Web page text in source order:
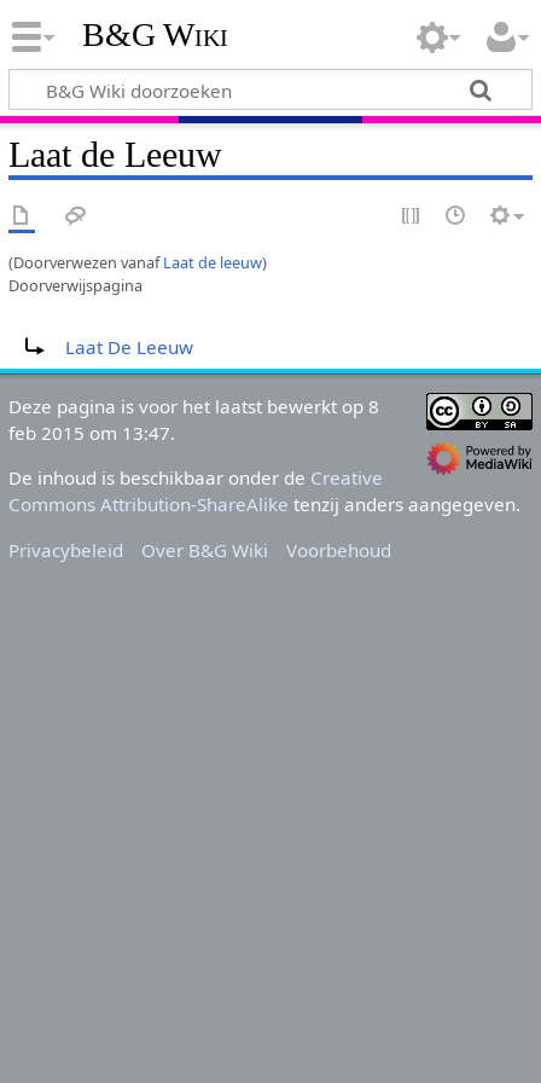
B&G Wiki
Laat de Leeuw
(Doorverwezen vanafLaat de leeuw)
Doorverwijspagina
Laat De Leeuw
Deze pagina is voor het laatst bewerkt op 8
feb 2015 om 13:47.
De inhoud is beschikbaar onder de Creative
Commons Attribution-ShareAlike tenzij anders aangegeven.
Privacybeleid
Over B&G Wiki Voorbehoud